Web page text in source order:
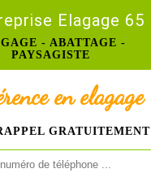
Elagage 65
- ABATTAGE -
PAYSAGISTE
en elagage
GRATUITEMENT